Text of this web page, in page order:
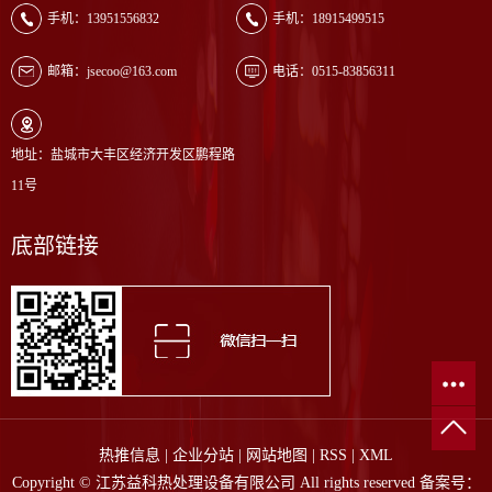
手机：13951556832 手机：18915499515
邮箱：jsecoo@163.com 电话：0515-83856311
地址：盐城市大丰区经济开发区鹏程路
11号
底部链接
热推信息 企业分站 网站地图 RSS
XML
Copyright © 江苏益科热处理设备有限公司 All rights reserved 备案号：